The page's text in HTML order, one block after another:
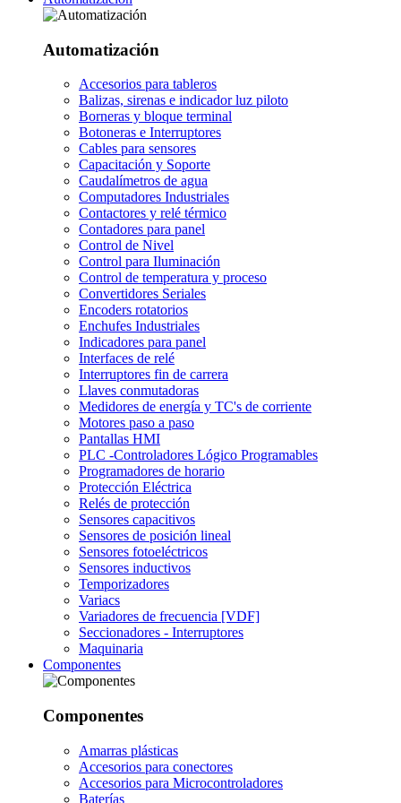
Automatización
Accesorios para tableros
Balizas, sirenas e indicador luz piloto
Borneras y bloque terminal
Botoneras e Interruptores
Cables para sensores
Capacitación y Soporte
Caudalímetros de agua
Computadores Industriales
Contactores y relé térmico
Contadores para panel
Control de Nivel
Control para Iluminación
Control de temperatura y proceso
Convertidores Seriales
Encoders rotatorios
Enchufes Industriales
Indicadores para panel
Interfaces de relé
Interruptores fin de carrera
Llaves conmutadoras
Medidores de energía y TC's de corriente
Motores paso a paso
Pantallas HMI
PLC -Controladores Lógico Programables
Programadores de horario
Protección Eléctrica
Relés de protección
Sensores capacitivos
Sensores de posición lineal
Sensores fotoeléctricos
Sensores inductivos
Temporizadores
Variacs
Variadores de frecuencia [VDF]
Seccionadores - Interruptores
Maquinaria
Componentes
Componentes
Amarras plásticas
Accesorios para conectores
Accesorios para Microcontroladores
Baterías